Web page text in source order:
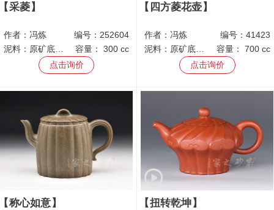
采菱
作者： 冯炼 编号：252604
泥料： 原矿底槽青 容量：300 cc
点击询价
四方菱花壶
作者： 冯炼 编号：41423
泥料： 原矿底槽青 容量：700 cc
点击询价
称心如意 扭转乾坤